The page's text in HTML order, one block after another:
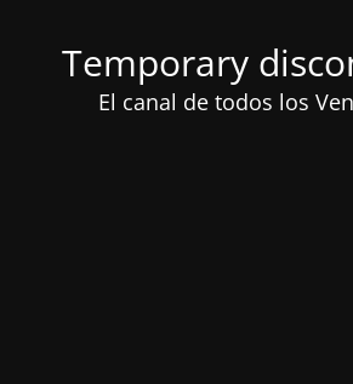
Temporary
El canal de todos los